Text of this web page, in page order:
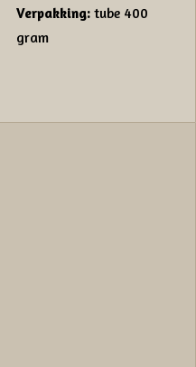
Verpakking: tube 400
gram